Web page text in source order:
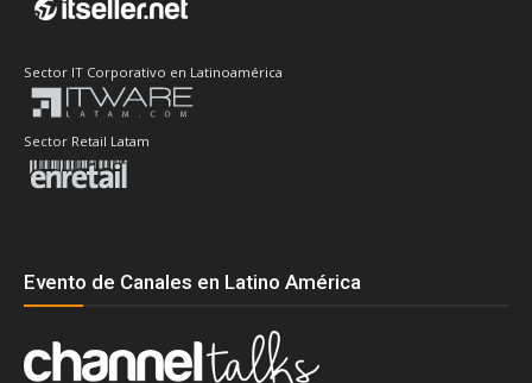
Sector IT Corporativo en Latinoamérica
Sector Retail Latam
Evento de Canales en Latino América